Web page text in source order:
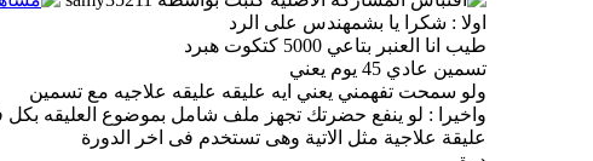
اولا : شكرا يا بشمهندس على الرد
طيب انا العنبر بتاعي 5000 كتكوت هبرد
تسمين عادي 45 يوم يعني
ولو سمحت تفهمني يعني ايه عليقه عليقه علاجيه مع تسمين
واخيرا : لو ينفع حضرتك تجهز ملف شامل بموضوع العليقه
عليقة علاجية مثل الاتية وهى تستخدم فى اخر الدورة